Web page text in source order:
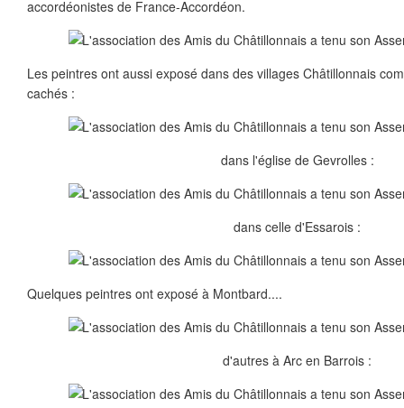
accordéonistes de France-Accordéon.
Les peintres ont aussi exposé dans des villages Châtillonnais
cachés :
dans l'église de Gevrolles :
dans celle d'Essarois :
Quelques peintres ont exposé à Montbard....
d'autres à Arc en Barrois :